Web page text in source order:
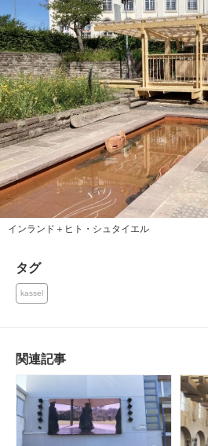
インランド＋ヒト・シュタイエル
タグ
kassel
関連記事